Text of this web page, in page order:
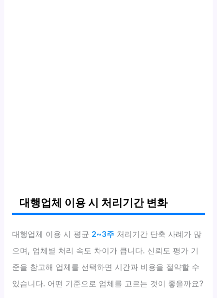
대행업체 이용 시 처리기간 변화
대행업체 이용 시 평균 2~3주 처리기간 단축 사례가 많
으며, 업체별 처리 속도 차이가 큽니다. 신뢰도 평가 기
준을 참고해 업체를 선택하면 시간과 비용을 절약할 수
있습니다. 어떤 기준으로 업체를 고르는 것이 좋을까요?